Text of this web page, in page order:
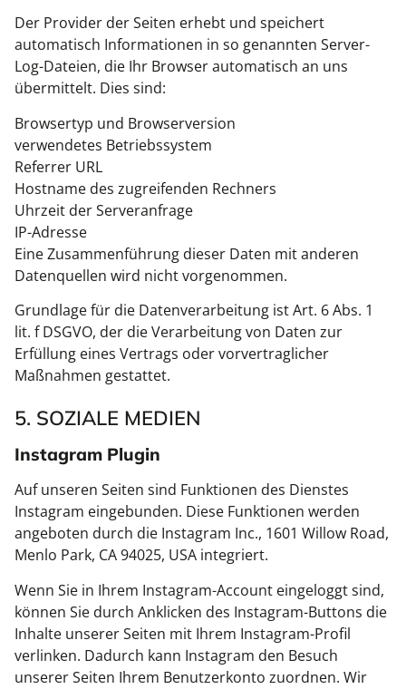
Der Provider der Seiten erhebt und speichert
automatisch Informationen in so genannten Server-
Log-Dateien, die Ihr Browser automatisch an uns
übermittelt. Dies sind:
Browsertyp und Browserversion
verwendetes Betriebssystem
Referrer URL
Hostname des zugreifenden Rechners
Uhrzeit der Serveranfrage
IP-Adresse
Eine Zusammenführung dieser Daten mit anderen
Datenquellen wird nicht vorgenommen.
Grundlage für die Datenverarbeitung ist Art. 6 Abs. 1
lit. f DSGVO, der die Verarbeitung von Daten zur
Erfüllung eines Vertrags oder vorvertraglicher
Maßnahmen gestattet.
5. SOZIALE MEDIEN
Instagram Plugin
Auf unseren Seiten sind Funktionen des Dienstes
Instagram eingebunden. Diese Funktionen werden
angeboten durch die Instagram Inc., 1601 Willow Road,
Menlo Park, CA 94025, USA integriert.
Wenn Sie in Ihrem Instagram-Account eingeloggt sind,
können Sie durch Anklicken des Instagram-Buttons die
Inhalte unserer Seiten mit Ihrem Instagram-Profil
verlinken. Dadurch kann Instagram den Besuch
unserer Seiten Ihrem Benutzerkonto zuordnen. Wir